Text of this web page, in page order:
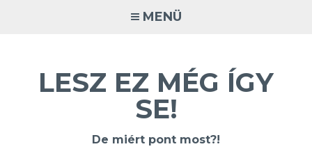
MENÜ
LESZ EZ MÉG ÍGY
SE!
De miért pont most?!